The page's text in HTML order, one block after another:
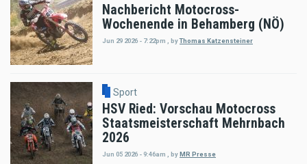
Nachbericht Motocross-
Wochenende in Behamberg (NÖ)
Jun 29 2026 - 7:22pm , byThomas Katzensteiner
Sport
HSV Ried: Vorschau Motocross
Staatsmeisterschaft Mehrnbach
2026
Jun 05 2026 - 9:46am byMR Presse